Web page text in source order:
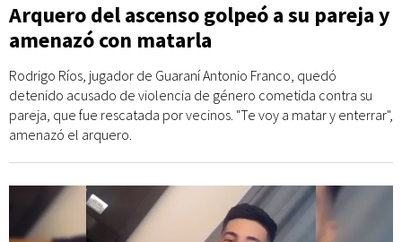
Arquero del ascenso golpeó a su pareja y
amenazó con matarla
Rodrigo Ríos, jugador de Guaraní Antonio Franco, quedó
detenido acusado de violencia de género cometida contra su
pareja, que fue rescatada por vecinos. "Te voy a matar y enterrar",
amenazó el arquero.